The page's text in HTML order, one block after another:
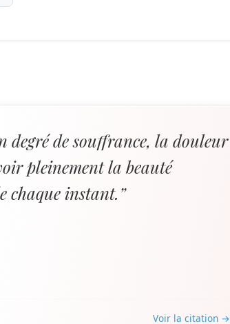
degré de souffrance, la douleur
pleinement la beauté
chaque instant.”
Voir la citation →